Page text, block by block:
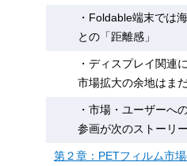
・Foldable端末では
との「距離感」
・ディスプレイ関
市場拡大の余地はま
・市場・ユーザー
参画が次のストーリ
第２章：PETフィルム市